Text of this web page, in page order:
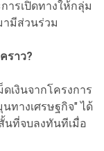
ารเปิดทางให้กลุ่ม
ามีส่วนร่วม
ราว?
เงินจากโครงการ
ทางเศรษฐกิจ" ได้
นที่จบลงทันทีเมื่อ